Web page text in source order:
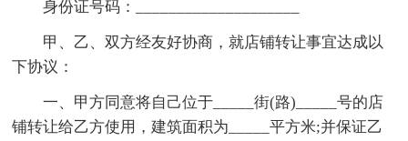
身份证号码：____________________
甲、乙、双方经友好协商，就店铺转让事宜达成以
下协议：
一、甲方同意将自己位于_____街(路)_____号的店
铺转让给乙方使用，建筑面积为_____平方米;并保证乙